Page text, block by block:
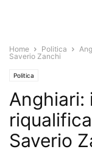
Home Politica
Saverio Zanchi
Politica
Anghiari:
Saverio